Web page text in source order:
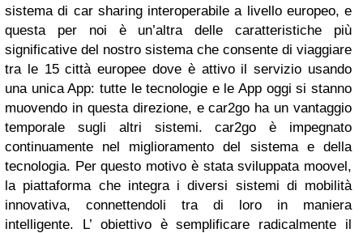
sistema di car sharing interoperabile a livello europeo, e
questa per noi è un’altra delle caratteristiche più
significative del nostro sistema che consente di viaggiare
tra le 15 città europee dove è attivo il servizio usando
una unica App: tutte le tecnologie e le App oggi si stanno
muovendo in questa direzione, e car2go ha un vantaggio
temporale sugli altri sistemi. car2go è impegnato
continuamente nel miglioramento del sistema e della
tecnologia. Per questo motivo è stata sviluppata moovel,
la piattaforma che integra i diversi sistemi di mobilità
innovativa, connettendoli tra di loro in maniera
intelligente. L’ obiettivo è semplificare radicalmente il